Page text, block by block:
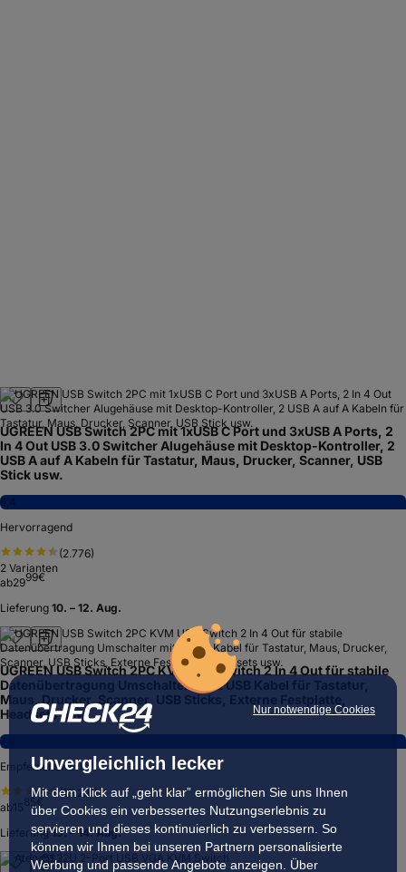
Nur notwendige Cookies
Unvergleichlich lecker
Mit dem Klick auf „geht klar” ermöglichen Sie uns Ihnen
über Cookies ein verbessertes Nutzungserlebnis zu
servieren und dieses kontinuierlich zu verbessern. So
können wir Ihnen bei unseren Partnern personalisierte
Werbung und passende Angebote anzeigen. Über
UGREEN USB Switch 2PC mit 1xUSB C Port und 3xUSB A Ports, 2
In 4 Out USB 3.0 Switcher Alugehäuse mit Desktop-Kontroller, 2
USB A auf A Kabeln für Tastatur, Maus, Drucker, Scanner, USB
Stick usw.
8,4
Hervorragend
(2.776)
2 Varianten
ab2999€
Lieferung 10. – 12. Aug.
UGREEN USB Switch 2PC KVM USB Switch 2 In 4 Out für stabile
Datenübertragung Umschalter mit 2 USB Kabel für Tastatur,
Maus, Drucker, Scanner, USB Sticks, Externe Festplatte,
Headsets usw.
7,9
Empfehlenswert
(10.291)
ab
85€
Lieferung 13. – 14. Aug.